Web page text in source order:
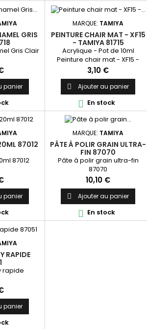
GRIS
Gris Clair
panier
MARQUE: TAMIYA
PEINTURE CHAIR MAT - XF15
- TAMIYA 81715
Acrylique - Pot de 10ml
Peinture chair mat - XF15 -
TAMIYA 81715
Prix
3,10 €
 Ajouter au panier
 En stock
87012
87012
panier
MARQUE: TAMIYA
PÂTE À POLIR GRAIN ULTRA-
FIN 87070
Pâte à polir grain ultra-fin
87070
Prix
10,10 €
 Ajouter au panier
 En stock
RAPIDE
rapide
panier